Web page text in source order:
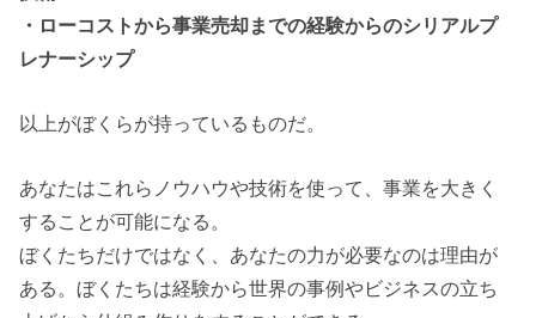
・ローコストから事業売却までの経験からのシリアルプ
レナーシップ
以上がぼくらが持っているものだ。
あなたはこれらノウハウや技術を使って、事業を大きく
することが可能になる。
ぼくたちだけではなく、あなたの力が必要なのは理由が
ある。ぼくたちは経験から世界の事例やビジネスの立ち